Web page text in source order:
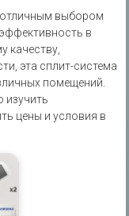
отличным выбором
в
эта сплит-система
помещений.
изучить
цены и условия в